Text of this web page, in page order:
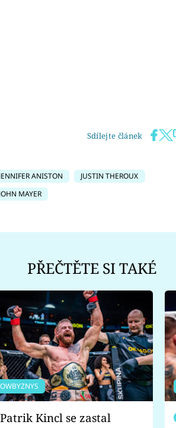
Sdílejte článek
JENNIFER ANISTON
JUSTIN THEROUX
JOHN MAYER
PŘEČTĚTE SI TAKÉ